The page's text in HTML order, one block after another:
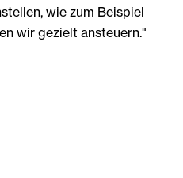
wie zum Beispiel
wir gezielt ansteuern."